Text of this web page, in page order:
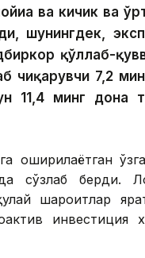
ва кичик ва
шунингдек,
қўллаб-
чиқарувчи 7,2
11,4 минг дона
оширилаётган
сўзлаб берди.
шароитлар
инвестиция